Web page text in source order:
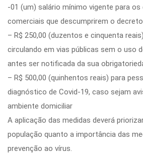
-01 (um) salário mínimo vigente para
comerciais que descumprirem o
– R$ 250,00 (duzentos e cinquenta
circulando em vias públicas sem o uso
antes ser notificada da sua
– R$ 500,00 (quinhentos reais) para
diagnóstico de Covid-19, caso sejam
ambiente domiciliar
A aplicação das medidas deverá
população quanto a importância das
prevenção ao vírus.